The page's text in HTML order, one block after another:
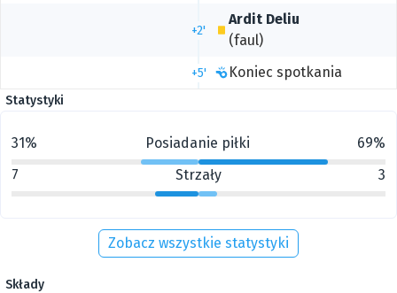
+2'
Ardit Deliu
(faul)
+5' Koniec spotkania
Statystyki
31% Posiadanie piłki
69%
7
Strzały 3
Zobacz wszystkie statystyki
Składy